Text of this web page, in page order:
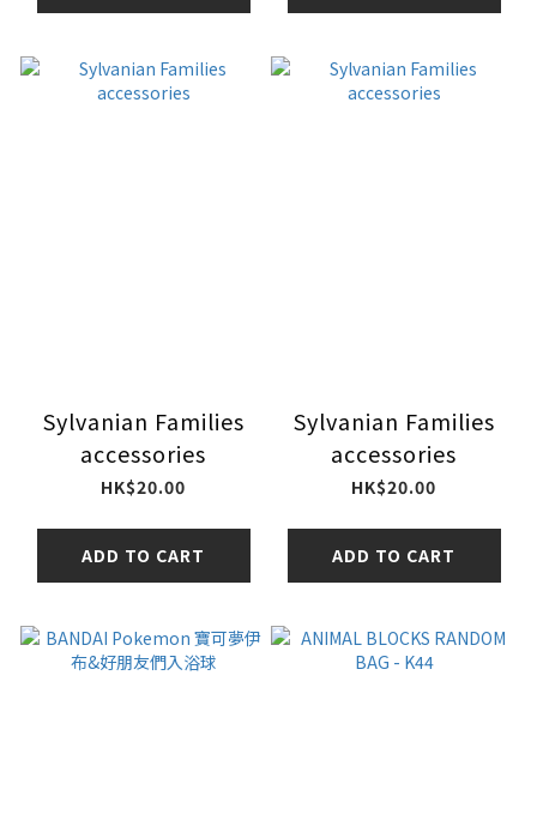
Sylvanian Families
accessories
HK$20.00
ADD TO CART
Sylvanian Families
accessories
HK$20.00
ADD TO CART